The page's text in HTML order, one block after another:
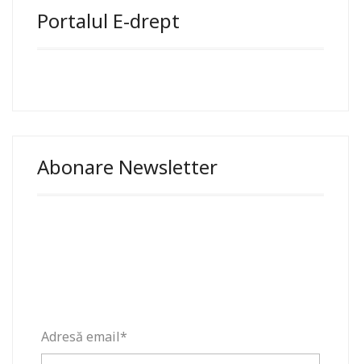
Portalul E-drept
Abonare Newsletter
Adresă email*